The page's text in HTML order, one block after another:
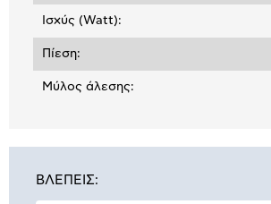
Ισχύς (Watt):
Πίεση:
Mύλος άλεσης:
ΒΛΕΠΕΙΣ: